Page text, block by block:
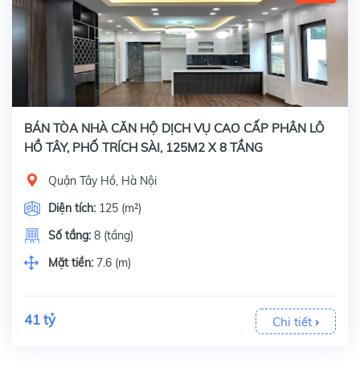
BÁN TÒA NHÀ CĂN HỘ DỊCH VỤ CAO CẤP PHÂN LÔ
HỒ TÂY, PHỐ TRÍCH SÀI, 125M2 X 8 TẦNG
Quận Tây Hồ, Hà Nội
Diện tích: 125 (m²)
Số tầng: 8 (tầng)
Mặt tiền: 7.6 (m)
41 tỷ Chi tiết